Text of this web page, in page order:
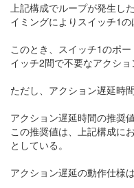
上記構成でループが発生し
イミングによりスイッチ1
このとき、スイッチ1のポ
イッチ2間で不要なアクショ
ただし、アクション遅延時
アクション遅延時間の推奨
この推奨値は、上記構成に
としている。
アクション遅延の動作仕様